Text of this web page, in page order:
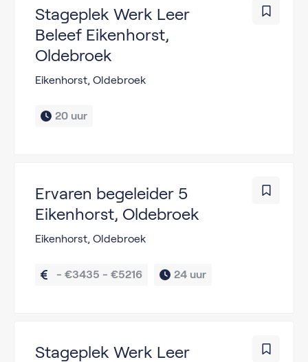
Stageplek Werk Leer
Beleef Eikenhorst,
Oldebroek
Eikenhorst, Oldebroek
20 uur
Ervaren begeleider 5
Eikenhorst, Oldebroek
Eikenhorst, Oldebroek
  - €3435 - €5216
24 uur
Stageplek Werk Leer